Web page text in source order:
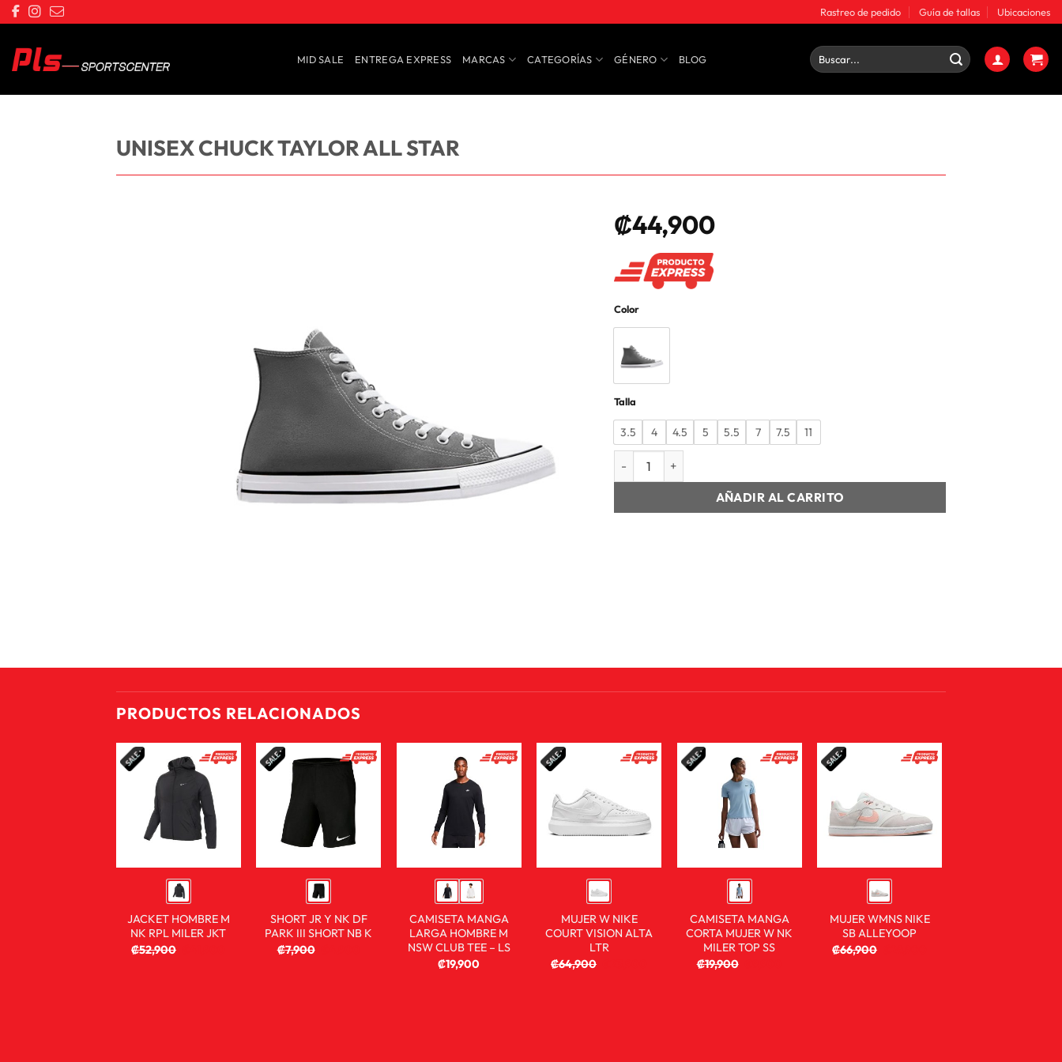
Saltar
al
contenido
Rastreo de pedido Guía de tallas Ubicaciones
MID SALE ENTREGA EXPRESS MARCAS CATEGORÍAS GÉNERO BLOG
Buscar
por:
UNISEX CHUCK TAYLOR ALL STAR
₡44,900
Color
Talla
3.5 4 4.5 5 5.5 7 7.5
11
UNISEX CHUCK TAYLOR ALL STAR cantidad
AÑADIR AL CARRITO
PRODUCTOS RELACIONADOS
JACKET HOMBRE M
NK RPL MILER JKT
₡52,900
SHORT JR Y NK DF
PARK III SHORT NB K
₡7,900
CAMISETA MANGA
LARGA HOMBRE M
NSW CLUB TEE – LS
₡19,900
MUJER W NIKE
COURT VISION ALTA
LTR
₡64,900
CAMISETA MANGA
CORTA MUJER W NK
MILER TOP SS
₡19,900
MUJER WMNS NIKE
SB ALLEYOOP
₡66,900